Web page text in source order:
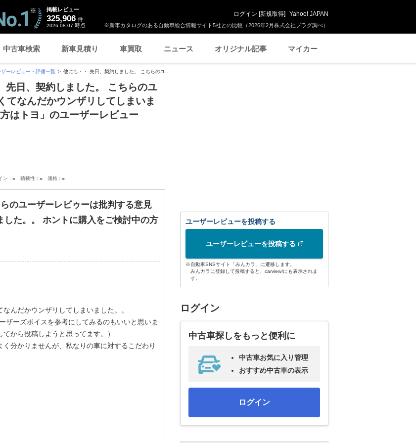
※新車カタログのある自動車総合情報サイト5社との比較（2026年2月株式会社プラグ調べ）
掲載レビュー
325,906 件
2026.08.07 時点
ログイン [新規取得] Yahoo! JAPAN
中古車検索 新車見積り 車買取 ニュース オリジナル記事 マイカー
ザーレビュー・評価一覧 他にも・・ 先日、契約しました。 こちらのユ...
先日、契約しました。 こちらのユ
てなんだかウンザリしてしまいま
はトヨ」のユーザーレビュー
ン - 積載性 - 価格 -
のユーザーレビゥーは批判する意見
た。。 ホントに購入をご検討中の方
んだかウンザリしてしまいました。。
ザーズボイスを参考にしてみるのもいいと思いま
から投稿しようと思ってます。）
分かりませんが、私なりの車に対するこだわり
ユーザーレビューを投稿する
ユーザーレビューを投稿する
※自動車SNSサイト「みんカラ」に遷移します。
みんカラに登録して投稿すると、carview!にも表示されま
す。
ログイン
中古車探しをもっと便利に
中古車お気に入り管理
おすすめ中古車の表示
ログイン